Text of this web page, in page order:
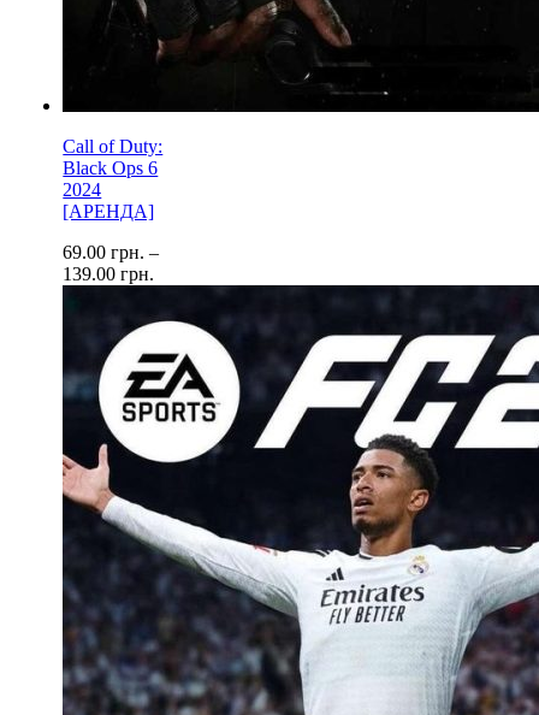
Call of Duty:
Black Ops 6
2024
[АРЕНДА]
69.00грн. –
139.00грн.